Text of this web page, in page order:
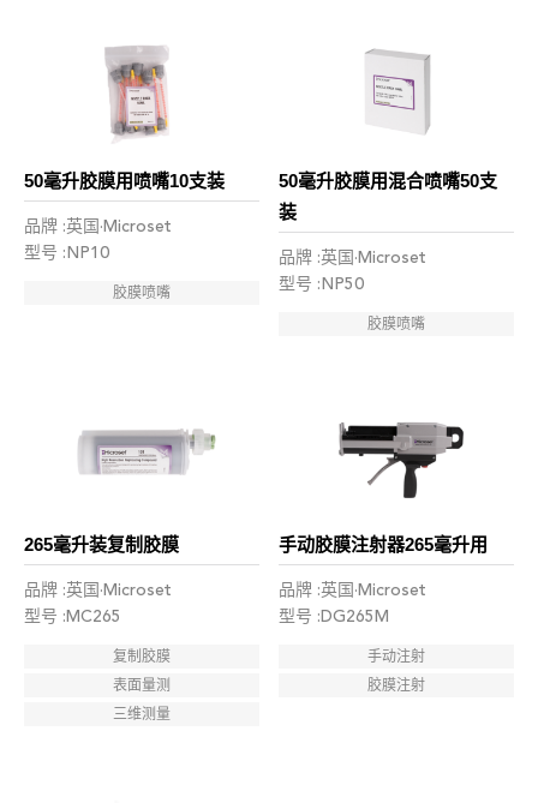
50毫升胶膜用喷嘴10支装
品牌 :英国·Microset
型号 :NP10
胶膜喷嘴
50毫升胶膜用混合喷嘴50支
装
品牌 :英国·Microset
型号 :NP50
胶膜喷嘴
265毫升装复制胶膜
品牌 :英国·Microset
型号 :MC265
复制胶膜
表面量测
三维测量
手动胶膜注射器265毫升用
品牌 :英国·Microset
型号 :DG265M
手动注射
胶膜注射